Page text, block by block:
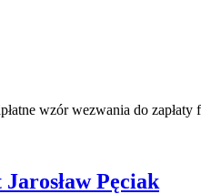
wzór wezwania do
Pęciak